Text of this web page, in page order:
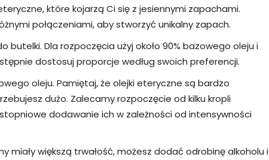
które kojarzą Ci się z jesiennymi zapachami.
połączeniami, aby stworzyć unikalny zapach.
butelki. Dla rozpoczęcia użyj około 90% bazowego oleju i
dostosuj proporcje według swoich preferencji.
oleju. Pamiętaj, że olejki eteryczne są bardzo
dużo. Zalecamy rozpoczęcie od kilku kropli
dodawanie ich w zależności od intensywności
miały większą trwałość, możesz dodać odrobinę alkoholu i